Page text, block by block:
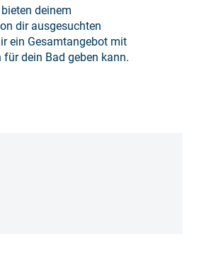
deinem
dir ausgesuchten
ein Gesamtangebot mit
dein Bad geben kann.